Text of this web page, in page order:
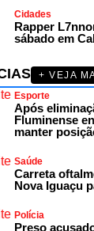
Cidades
Rapper
sábado em
+ VEJA
Esporte
Após
Fluminense
manter
Saúde
Carreta
Nova Iguaçu
Polícia
Preso